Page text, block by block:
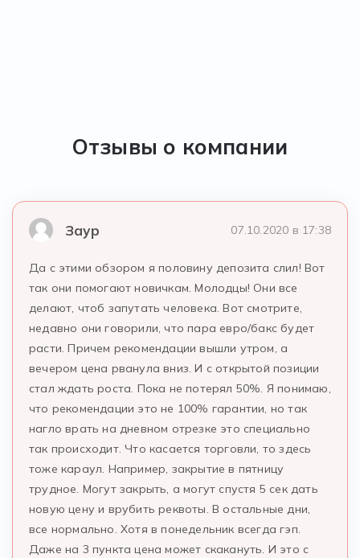
Отзывы о компании
Заур 07.10.2020 в 17:38
Да с этими обзором я половину депозита слил! Вот
так они помогают новичкам. Молодцы! Они все
делают, чтоб запутать человека. Вот смотрите,
недавно они говорили, что пара евро/бакс будет
расти. Причем рекомендации вышли утром, а
вечером цена рванула вниз. И с открытой позиции
стал ждать роста. Пока не потерял 50%. Я понимаю,
что рекомендации это не 100% гарантии, но так
нагло врать на дневном отрезке это специально
так происходит. Что касается торговли, то здесь
тоже караул. Например, закрытие в пятницу
трудное. Могут закрыть, а могут спустя 5 сек дать
новую цену и врубить реквоты. В остальные дни,
все нормально. Хотя в понедельник всегда гэп.
Даже на 3 пункта цена может скакануть. И это с